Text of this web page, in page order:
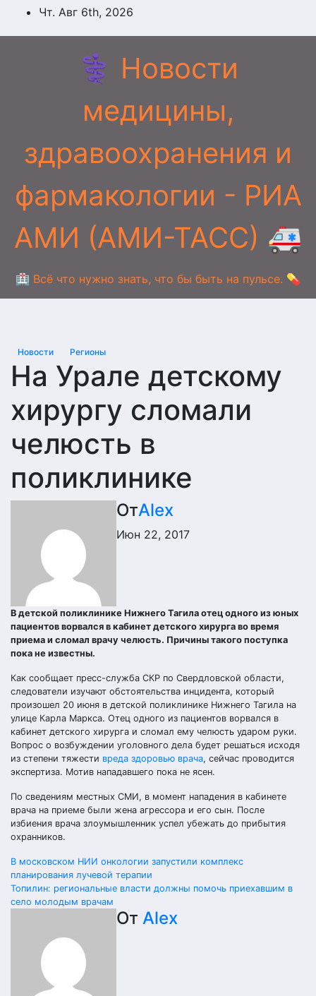
ПерейтиЧт. Авг 6th, 2026
⚕️ Новости
медицины,
здравоохранения и
фармакологии - РИА
АМИ (АМИ-ТАСС) 🚑
🏥 Всё что нужно знать, что бы быть на пульсе. 💊
Новости Регионы
На Урале детскому
хирургу сломали
челюсть в
поликлинике
ОтAlex
Июн 22, 2017
В детской поликлинике Нижнего Тагила отец одного из юных
пациентов ворвался в кабинет детского хирурга во время
приема и сломал врачу челюсть. Причины такого поступка
пока не известны.
Как сообщает пресс-служба СКР по Свердловской области,
следователи изучают обстоятельства инцидента, который
произошел 20 июня в детской поликлинике Нижнего Тагила на
улице Карла Маркса. Отец одного из пациентов ворвался в
кабинет детского хирурга и сломал ему челюсть ударом руки.
Вопрос о возбуждении уголовного дела будет решаться исходя
из степени тяжести вреда здоровью врача, сейчас проводится
экспертиза. Мотив нападавшего пока не ясен.
По сведениям местных СМИ, в момент нападения в кабинете
врача на приеме были жена агрессора и его сын. После
избиения врача злоумышленник успел убежать до прибытия
охранников.
Навигация
по
В московском НИИ онкологии запустили комплекс
планирования лучевой терапии
Топилин: региональные власти должны помочь приехавшим в
село молодым врачам
От Alex